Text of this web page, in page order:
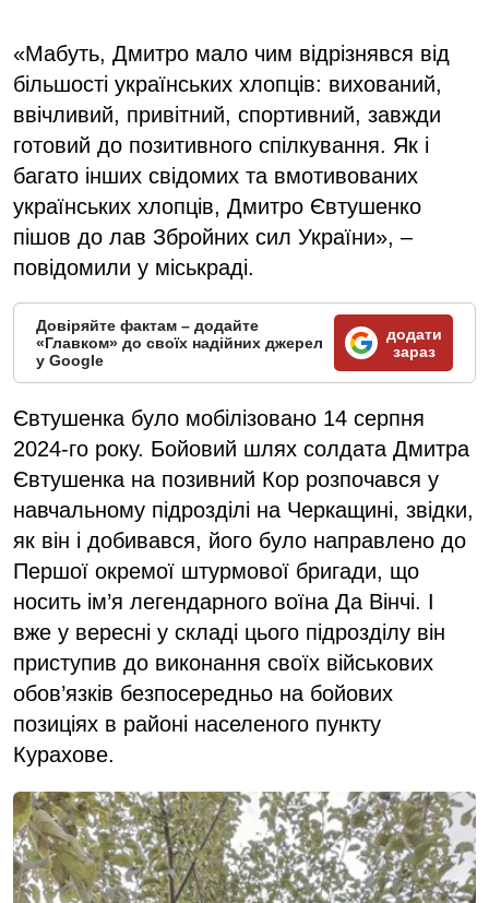
«Мабуть, Дмитро мало чим відрізнявся від
більшості українських хлопців: вихований,
ввічливий, привітний, спортивний, завжди
готовий до позитивного спілкування. Як і
багато інших свідомих та вмотивованих
українських хлопців, Дмитро Євтушенко
пішов до лав Збройних сил України», –
повідомили у міськраді.
Довіряйте фактам – додайте
«Главком» до своїх надійних джерел
у Google
додати
зараз
Євтушенка було мобілізовано 14 серпня
2024-го року. Бойовий шлях солдата Дмитра
Євтушенка на позивний Кор розпочався у
навчальному підрозділі на Черкащині, звідки,
як він і добивався, його було направлено до
Першої окремої штурмової бригади, що
носить ім’я легендарного воїна Да Вінчі. І
вже у вересні у складі цього підрозділу він
приступив до виконання своїх військових
обов’язків безпосередньо на бойових
позиціях в районі населеного пункту
Курахове.